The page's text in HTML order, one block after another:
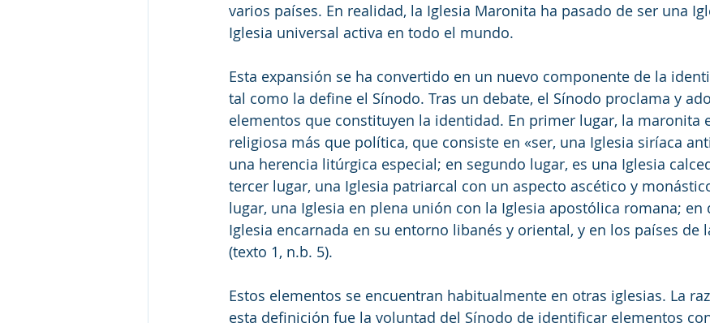
varios países. En realidad, la Iglesia Maronita ha pasado de ser una
Iglesia universal activa en todo el mundo.
Esta expansión se ha convertido en un nuevo componente de la
tal como la define el Sínodo. Tras un debate, el Sínodo proclama y
elementos que constituyen la identidad. En primer lugar, la maronita
religiosa más que política, que consiste en «ser, una Iglesia siríaca
una herencia litúrgica especial; en segundo lugar, es una Iglesia
tercer lugar, una Iglesia patriarcal con un aspecto ascético y
lugar, una Iglesia en plena unión con la Iglesia apostólica romana; en
Iglesia encarnada en su entorno libanés y oriental, y en los países de
(texto 1, n.b. 5).
Estos elementos se encuentran habitualmente en otras iglesias. La
esta definición fue la voluntad del Sínodo de identificar elementos